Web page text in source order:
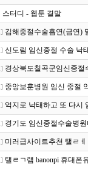
스터디 - 웹툰 결말
] 김해중절수술흡연(금연)
] 신도림 임신중절 수술 낙
] 경상북도칠곡군임신중절
] 중앙보훈병원 임신 중절
] 억지로 낙태하고 또 다시
] 경기도 임신중절수술병
] 미러급사이트추천 탤ㄹ
] 탤ㄹㄱ램 banonpi 휴대